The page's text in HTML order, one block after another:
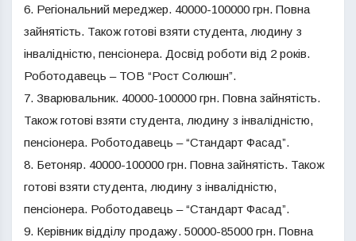
6. Регіональний мереджер. 40000-100000 грн. Повна
зайнятість. Також готові взяти студента, людину з
інвалідністю, пенсіонера. Досвід роботи від 2 років.
Роботодавець – ТОВ “Рост Солюшн”.
7. Зварювальник. 40000-100000 грн. Повна зайнятість.
Також готові взяти студента, людину з інвалідністю,
пенсіонера. Роботодавець – “Стандарт Фасад”.
8. Бетоняр. 40000-100000 грн. Повна зайнятість. Також
готові взяти студента, людину з інвалідністю,
пенсіонера. Роботодавець – “Стандарт Фасад”.
9. Керівник відділу продажу. 50000-85000 грн. Повна